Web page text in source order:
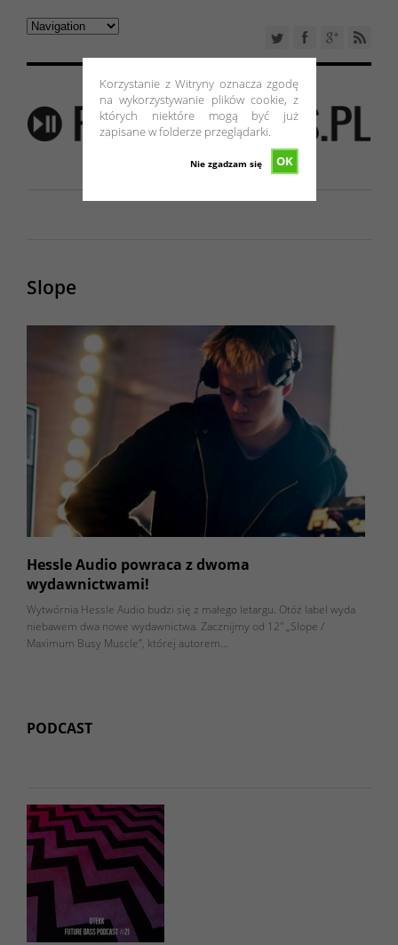
Korzystanie z Witryny oznacza zgodę
na wykorzystywanie plików cookie, z
których niektóre mogą być już
zapisane w folderze przeglądarki.
OK
Nie zgadzam się
Slope
Hessle Audio powraca z dwoma
wydawnictwami!
Wytwórnia Hessle Audio budzi się z małego letargu. Otóż label wyda
niebawem dwa nowe wydawnictwa. Zacznijmy od 12″ „Slope /
Maximum Busy Muscle”, której autorem…
PODCAST